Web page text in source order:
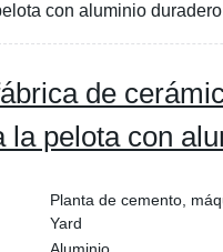
con aluminio duradero
de
la pelota con
Planta de cemento,
Yard